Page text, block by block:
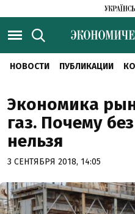
НОВОСТИ ПУБЛИКАЦИИ
Экономика
газ. Почему
нельзя
3 СЕНТЯБРЯ 2018, 14:05